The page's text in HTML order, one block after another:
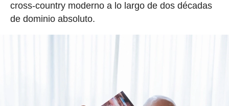
cross-country moderno a lo largo de dos décadas
de dominio absoluto.